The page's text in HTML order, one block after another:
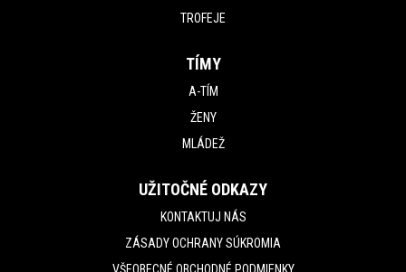
TROFEJE
TÍMY
A-TÍM
ŽENY
MLÁDEŽ
UŽITOČNÉ ODKAZY
KONTAKTUJ NÁS
ZÁSADY OCHRANY SÚKROMIA
VŠEOBECNÉ OBCHODNÉ PODMIENKY